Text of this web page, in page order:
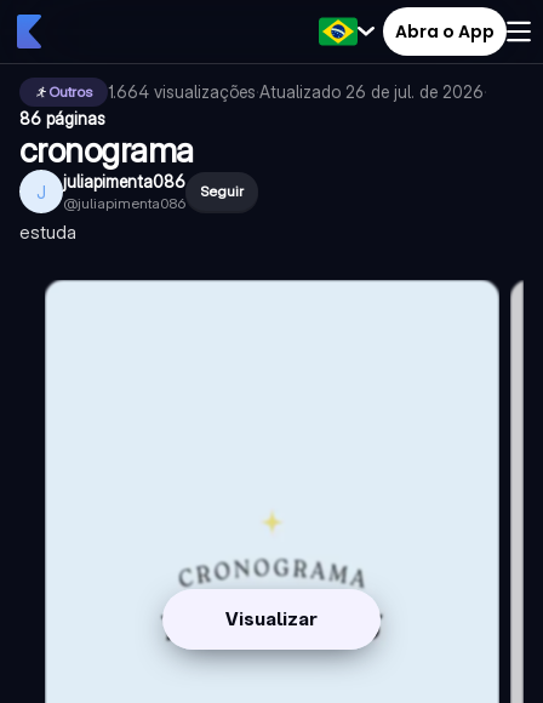
Abra o App
Outros 1.664 visualizações·Atualizado 26 de jul. de 2026·
86 páginas
cronograma
J juliapimenta086
@juliapimenta086
Seguir
estuda
Visualizar